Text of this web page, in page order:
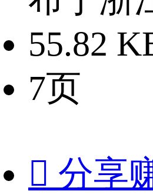
55.82
7页
 分享